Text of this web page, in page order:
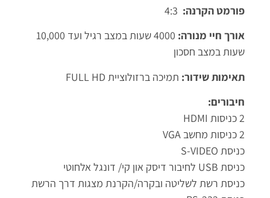
פורמט הקרנה:
אורך חיי מנורה:
4000 שעות במצב רגיל ועד 10,000
שעות במצב חסכון
תאימות שידור: תמיכה ברזולוציית FULL HD
חיבורים:
2 כניסות HDMI
2 כניסות מחשב VGA
כניסת S-VIDEO
כניסת USB לחיבור דיסק און קי/ דונגל אלחוטי
כניסת רשת לשליטה ובקרה/הקרנת מצגות דרך הרשת